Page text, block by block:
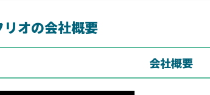
オの会社概要
会社概要